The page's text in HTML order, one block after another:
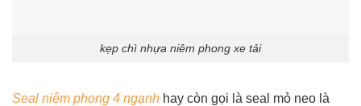
kẹp chì nhựa niêm phong xe tải
Seal niêm phong 4 ngạnh hay còn gọi là seal mỏ neo là